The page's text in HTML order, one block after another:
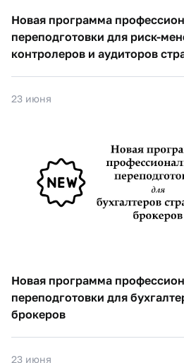
Новая программа
переподготовки для риск-
контролеров и аудиторов
23 июня
Новая программа
переподготовки для
брокеров
23 июня